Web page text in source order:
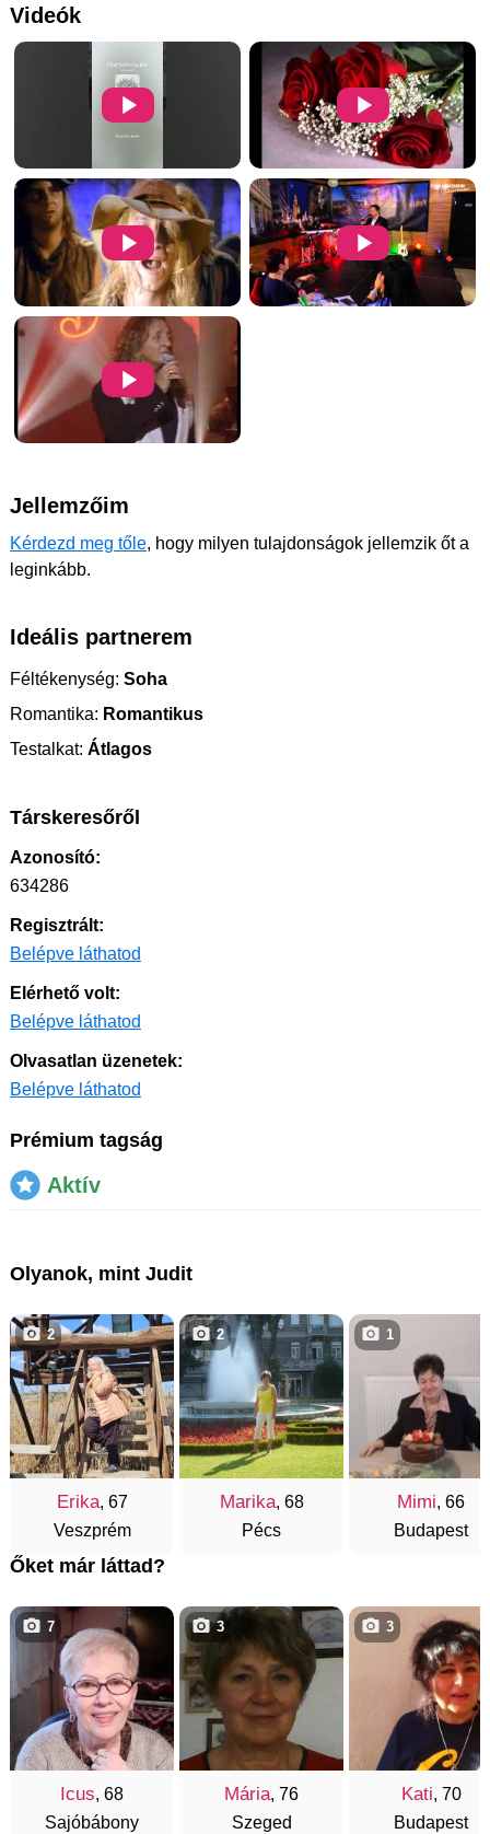
Videók
Jellemzőim
Kérdezd meg tőle, hogy milyen tulajdonságok jellemzik őt a
leginkább.
Ideális partnerem
Féltékenység: Soha
Romantika: Romantikus
Testalkat: Átlagos
Társkeresőről
Azonosító:
634286
Regisztrált:
Belépve láthatod
Elérhető volt:
Belépve láthatod
Olvasatlan üzenetek:
Belépve láthatod
Prémium tagság
Aktív
Olyanok, mint Judit
Erika, 67
Veszprém
2
Marika, 68
Pécs
2
Mimi, 66
Budapest
1
Őket már láttad?
Icus, 68
Sajóbábony
7
Mária, 76
Szeged
3
Kati, 70
Budapest
3